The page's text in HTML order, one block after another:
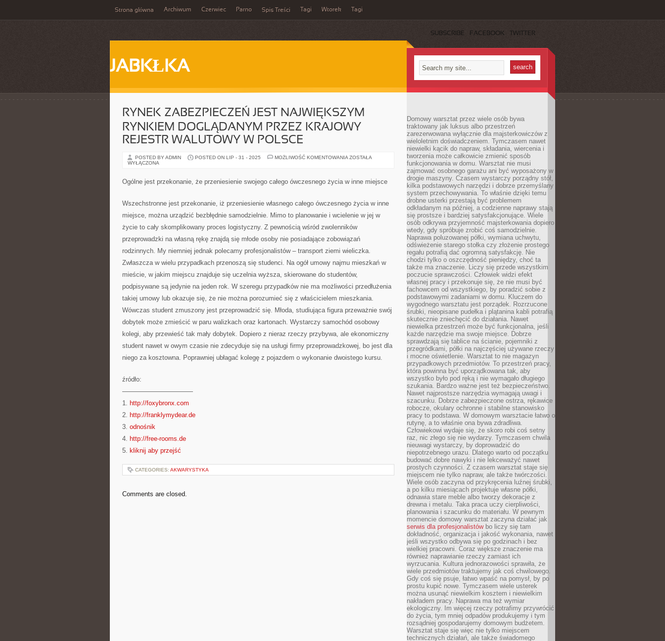
Strona główna Archiwum Czerwiec Parno Spis Treści Tagi Wtorek Tagi
SUBSCRIBE FACEBOOK TWITTER
JABKŁKA
RYNEK ZABEZPIECZEŃ JEST NAJWIĘKSZYM
RYNKIEM DOGLĄDANYM PRZEZ KRAJOWY
REJESTR WALUTOWY W POLSCE
POSTED BY ADMIN POSTED ON LIP - 31 - 2025 MOŻLIWOŚĆ KOMENTOWANIA RYNEK
RYNKIEM
DOGLĄDANYM
REJESTR
WALUTOWY
POLSCE
ZOSTAŁA
WYŁĄCZONA
Ogólne jest przekonanie, że przeniesienie swojego całego ówczesnego życia w inne miejsce
Wszechstronne jest przekonanie, iż przeniesienie własnego całego ówczesnego życia w inne
miejsce, można urządzić bezbłędnie samodzielnie. Mimo to planowanie i wcielenie w jej w
życie to cały skomplikowany proces logistyczny. Z pewnością wśród zwolenników
przeprowadzki na własną rękę znajdą się młode osoby nie posiadające zobowiązań
rodzinnych. My niemniej jednak polecamy profesjonalistów – transport ziemi wieliczka.
Zwłaszcza w wielu przypadkach przenoszą się studenci. Na ogół umowy najmu mieszkań w
mieście, w jakim miejscu znajduje się uczelnia wyższa, skierowane do studentów,
podpisywane są jedynie na jeden rok. W szeregu przypadków nie ma możliwości przedłużenia
takiej umowy lub okazuje się, że nie można porozumieć się z właścicielem mieszkania.
Wówczas student zmuszony jest przeprowadzić się. Młoda, studiująca figura przeważnie swój
dobytek może zmieścić w paru walizkach oraz kartonach. Wystarczy samochód osobowy
kolegi, aby przewieść tak mały dobytek. Dopiero z nieraz rzeczy przybywa, ale ekonomiczny
student nawet w owym czasie nie zdecyduje się na usługi firmy przeprowadzkowej, bo jest dla
niego za kosztowna. Poprawniej ubłagać kolegę z pojazdem o wykonanie dwoistego kursu.
źródło:
———————————
1. http://foxybronx.com
2. http://franklymydear.de
3. odnośnik
4. http://free-rooms.de
5. kliknij aby przejść
CATEGORIES: AKWARYSTYKA
Comments are closed.
Domowy warsztat przez wiele osób bywa
traktowany jak luksus albo przestrzeń
zarezerwowana wyłącznie dla majsterkowiczów z
wieloletnim doświadczeniem. Tymczasem nawet
niewielki kącik do napraw, składania, wiercenia i
tworzenia może całkowicie zmienić sposób
funkcjonowania w domu. Warsztat nie musi
zajmować osobnego garażu ani być wyposażony w
drogie maszyny. Czasem wystarczy porządny stół,
kilka podstawowych narzędzi i dobrze przemyślany
system przechowywania. To właśnie dzięki temu
drobne usterki przestają być problemem
odkładanym na później, a codzienne naprawy stają
się prostsze i bardziej satysfakcjonujące. Wiele
osób odkrywa przyjemność majsterkowania dopiero
wtedy, gdy spróbuje zrobić coś samodzielnie.
Naprawa poluzowanej półki, wymiana uchwytu,
odświeżenie starego stołka czy złożenie prostego
regału potrafią dać ogromną satysfakcję. Nie
chodzi tylko o oszczędność pieniędzy, choć ta
także ma znaczenie. Liczy się przede wszystkim
poczucie sprawczości. Człowiek widzi efekt
własnej pracy i przekonuje się, że nie musi być
fachowcem od wszystkiego, by poradzić sobie z
podstawowymi zadaniami w domu. Kluczem do
wygodnego warsztatu jest porządek. Rozrzucone
śrubki, nieopisane pudełka i plątanina kabli potrafią
skutecznie zniechęcić do działania. Nawet
niewielka przestrzeń może być funkcjonalna, jeśli
każde narzędzie ma swoje miejsce. Dobrze
sprawdzają się tablice na ścianie, pojemniki z
przegródkami, półki na najczęściej używane rzeczy
i mocne oświetlenie. Warsztat to nie magazyn
przypadkowych przedmiotów. To przestrzeń pracy,
która powinna być uporządkowana tak, aby
wszystko było pod ręką i nie wymagało długiego
szukania. Bardzo ważne jest też bezpieczeństwo.
Nawet najprostsze narzędzia wymagają uwagi i
szacunku. Dobrze zabezpieczone ostrza, rękawice
robocze, okulary ochronne i stabilne stanowisko
pracy to podstawa. W domowym warsztacie łatwo o
rutynę, a to właśnie ona bywa zdradliwa.
Człowiekowi wydaje się, że skoro robi coś setny
raz, nic złego się nie wydarzy. Tymczasem chwila
nieuwagi wystarczy, by doprowadzić do
niepotrzebnego urazu. Dlatego warto od początku
budować dobre nawyki i nie lekceważyć nawet
prostych czynności. Z czasem warsztat staje się
miejscem nie tylko napraw, ale także twórczości.
Wiele osób zaczyna od przykręcenia luźnej śrubki,
a po kilku miesiącach projektuje własne półki,
odnawia stare meble albo tworzy dekoracje z
drewna i metalu. Taka praca uczy cierpliwości,
planowania i szacunku do materiału. W pewnym
momencie domowy warsztat zaczyna działać jak
serwis dla profesjonalistówbo liczy się tam
dokładność, organizacja i jakość wykonania, nawet
jeśli wszystko odbywa się po godzinach i bez
wielkiej pracowni. Coraz większe znaczenie ma
również naprawianie rzeczy zamiast ich
wyrzucania. Kultura jednorazowości sprawiła, że
wiele przedmiotów traktujemy jak coś chwilowego.
Gdy coś się psuje, łatwo wpaść na pomysł, by po
prostu kupić nowe. Tymczasem wiele usterek
można usunąć niewielkim kosztem i niewielkim
nakładem pracy. Naprawa ma też wymiar
ekologiczny. Im więcej rzeczy potrafimy przywrócić
do życia, tym mniej odpadów produkujemy i tym
rozsądniej gospodarujemy domowym budżetem.
Warsztat staje się więc nie tylko miejscem
technicznych działań, ale także świadomego